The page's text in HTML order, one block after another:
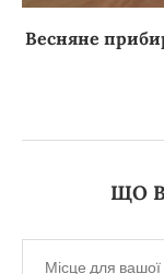
Весняне
ЩО